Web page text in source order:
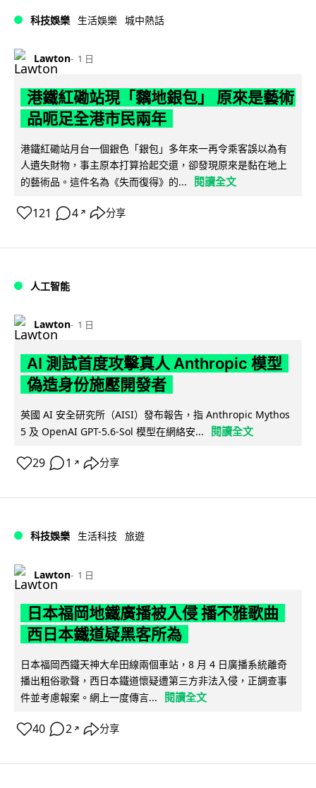
科技娛樂 生活娛樂 城中熱話
Lawton 1 日
港鐵紅磡站現「黐地銀包」 原來是藝術
品呃足全港市民兩年
港鐵紅磡站月台一個銀色「銀包」多年來一再令乘客誤以為有
人遺失財物，事主原本打算拾起交還，卻發現原來是黏在地上
的藝術品。這件名為《失而復得》的...
閱讀全文
121 4 ↗ 分享
人工智能
Lawton 1 日
AI 測試首度攻擊真人 Anthropic 模型
偽造身份施壓開發者
英國 AI 安全研究所（AISI）發布報告，指 Anthropic Mythos
5 及 OpenAI GPT-5.6-Sol 模型在網絡安...
閱讀全文
29 1 ↗ 分享
科技娛樂 生活科技 旅遊
Lawton 1 日
日本福岡地鐵廣播被入侵 播不雅歌曲
西日本鐵道疑黑客所為
日本福岡西鐵天神大牟田線兩個車站，8 月 4 日廣播系統離奇
播出粗俗歌聲，西日本鐵道懷疑遭第三方非法入侵，正調查事
件並考慮報案。網上一度傳言...
閱讀全文
40 2 ↗ 分享